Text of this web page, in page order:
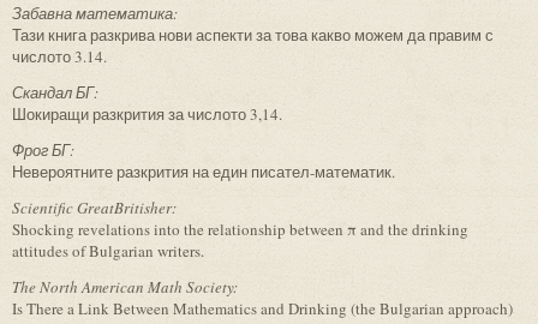
Забавна математика:
Тази книга разкрива нови аспекти за това какво можем да правим с
числото 3.14.
Скандал БГ:
Шокиращи разкрития за числото 3,14.
Фрог БГ:
Невероятните разкрития на един писател-математик.
Scientific GreatBritisher:
Shocking revelations into the relationship between π and the drinking
attitudes of Bulgarian writers.
The North American Math Society:
Is There a Link Between Mathematics and Drinking (the Bulgarian approach)